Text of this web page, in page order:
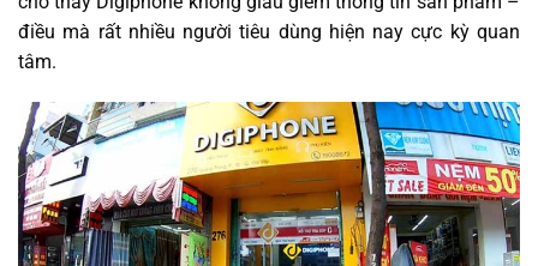
điều mà rất nhiều người tiêu dùng hiện nay cực kỳ quan
tâm.